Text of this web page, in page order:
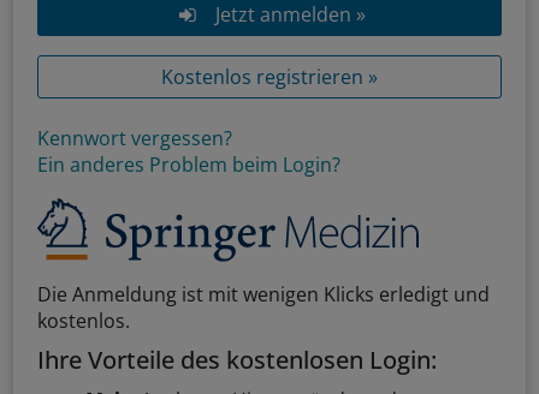
Jetzt anmelden »
Kostenlos registrieren »
Kennwort vergessen?
Ein anderes Problem beim Login?
Die Anmeldung ist mit wenigen Klicks erledigt und
kostenlos.
Ihre Vorteile des kostenlosen Login: